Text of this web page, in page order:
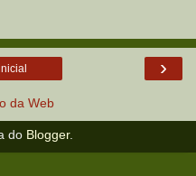
›
da Web
do Blogger.